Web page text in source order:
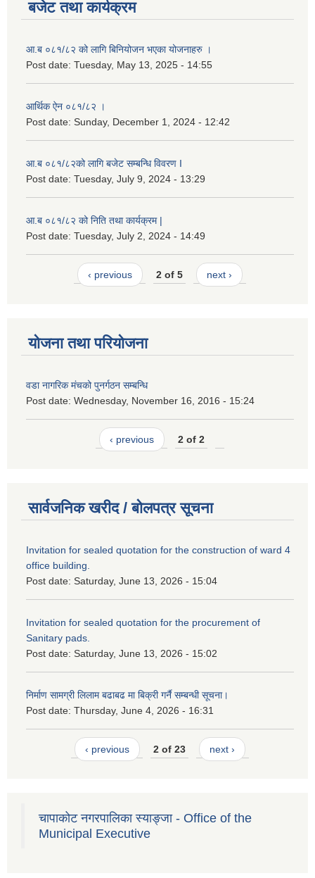
बजेट तथा कार्यक्रम
आ.ब ०८१/८२ को लागि बिनियोजन भएका योजनाहरु ।
Post date: Tuesday, May 13, 2025 - 14:55
आर्थिक ऐन ०८१/८२ ।
Post date: Sunday, December 1, 2024 - 12:42
आ.ब ०८१/८२को लागि बजेट सम्बन्धि विवरण I
Post date: Tuesday, July 9, 2024 - 13:29
आ.ब ०८१/८२ को निति तथा कार्यक्रम |
Post date: Tuesday, July 2, 2024 - 14:49
‹ previous 2 of 5 next ›
योजना तथा परियोजना
वडा नागरिक मंचको पुनर्गठन सम्बन्धि
Post date: Wednesday, November 16, 2016 - 15:24
‹ previous 2 of 2
सार्वजनिक खरीद / बोलपत्र सूचना
Invitation for sealed quotation for the construction of ward 4
office building.
Post date: Saturday, June 13, 2026 - 15:04
Invitation for sealed quotation for the procurement of
Sanitary pads.
Post date: Saturday, June 13, 2026 - 15:02
निर्माण सामग्री लिलाम बढाबढ मा बिक्री गर्नै सम्बन्धी सूचना।
Post date: Thursday, June 4, 2026 - 16:31
‹ previous 2 of 23 next ›
चापाकोट नगरपालिका स्याङ्जा - Office of the
Municipal Executive